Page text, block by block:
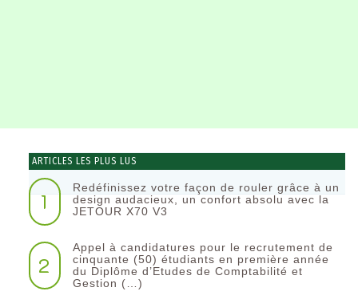
ARTICLES LES PLUS LUS
1
Redéfinissez votre façon de rouler grâce à un
design audacieux, un confort absolu avec la
JETOUR X70 V3
2
Appel à candidatures pour le recrutement de
cinquante (50) étudiants en première année
du Diplôme d’Etudes de Comptabilité et
Gestion (…)